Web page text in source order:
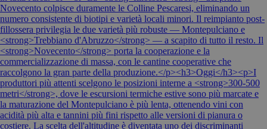
Novecento colpisce duramente le Colline Pescaresi, eliminando un
numero consistente di biotipi e varietà locali minori. Il reimpianto post-
fillossera privilegia le due varietà più robuste — Montepulciano e
<strong>Trebbiano d'Abruzzo</strong> — a scapito di tutto il resto. Il
<strong>Novecento</strong> porta la cooperazione e la
commercializzazione di massa, con le cantine cooperative che
raccolgono la gran parte della produzione.</p><h3>Oggi</h3><p>I
produttori più attenti scelgono le posizioni interne a <strong>300-500
metri</strong>, dove le escursioni termiche estive sono più marcate e
la maturazione del Montepulciano è più lenta, ottenendo vini con
acidità più alta e tannini più fini rispetto alle versioni di pianura o
costiere. La scelta dell'altitudine è diventata uno dei discriminanti